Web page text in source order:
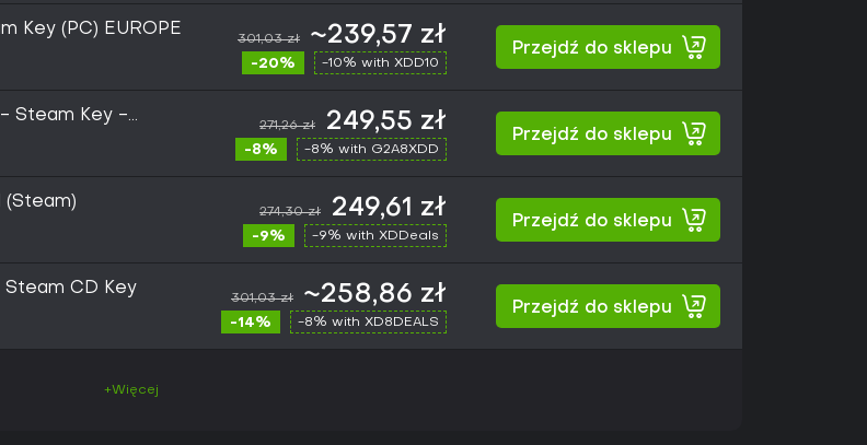
Key (PC) EUROPE
301,03 zł ~239,57 zł
-20% -10% with XDD10
Przejdź do sklepu
- Steam Key -
271,26 zł 249,55 zł
-8% -8% with G2A8XDD
Przejdź do sklepu
(Steam)
274,30 zł 249,61 zł
-9% -9% with XDDeals
Przejdź do sklepu
Steam CD Key
301,03 zł ~258,86 zł
-14% -8% with XD8DEALS
Przejdź do sklepu
+Więcej